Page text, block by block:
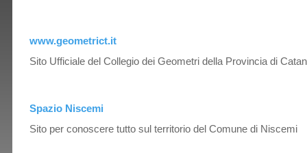
www.geometrict.it
Sito Ufficiale del Collegio dei Geometri della Provincia di
Spazio Niscemi
Sito per conoscere tutto sul territorio del Comune di Niscemi